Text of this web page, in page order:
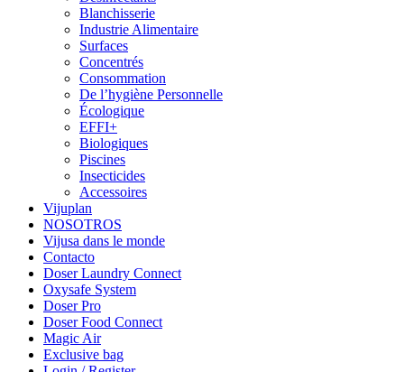
Blanchisserie
Industrie Alimentaire
Surfaces
Concentrés
Consommation
De l’hygiène Personnelle
Écologique
EFFI+
Biologiques
Piscines
Insecticides
Accessoires
Vijuplan
NOSOTROS
Vijusa dans le monde
Contacto
Doser Laundry Connect​
Oxysafe System
Doser Pro
Doser Food Connect
Magic Air
Exclusive bag